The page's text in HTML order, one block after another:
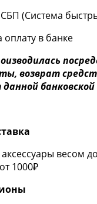
(Система
оплату в банке
возврат
весом
1000₽